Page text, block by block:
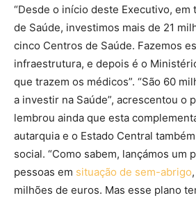
“Desde o início deste Executivo, em
de Saúde, investimos mais de 21
cinco Centros de Saúde. Fazemos
infraestrutura, e depois é o
que trazem os médicos”. “São 60
a investir na Saúde”, acrescentou o
lembrou ainda que esta
autarquia e o Estado Central
social. “Como sabem, lançámos um
pessoas em situação de sem-abrigo
milhões de euros. Mas esse plano